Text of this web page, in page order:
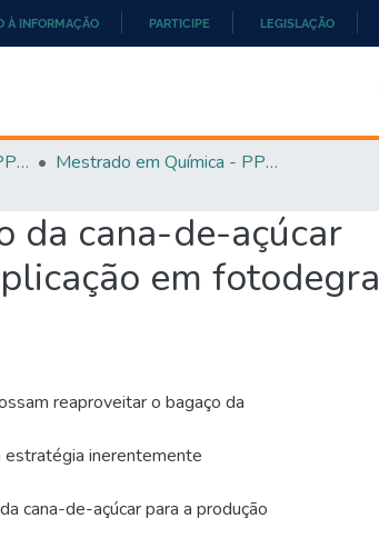
À INFORMAÇÃO PARTICIPE LEGISLAÇÃO
Mestrado em Química - PPGQ
Mestrado em Química - PPGQ
da cana-de-açúcar
em
reaproveitar o bagaço da
inerentemente
cana-de-açúcar para a produção